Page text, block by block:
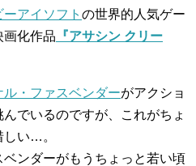
ーアイソフト の世界的人気ゲー
画化作品 『アサシン クリー
ル・ファスベンダーがアクショ
んでいるのですが、これがちょ
しい…。
ベンダーがもうちょっと若い頃